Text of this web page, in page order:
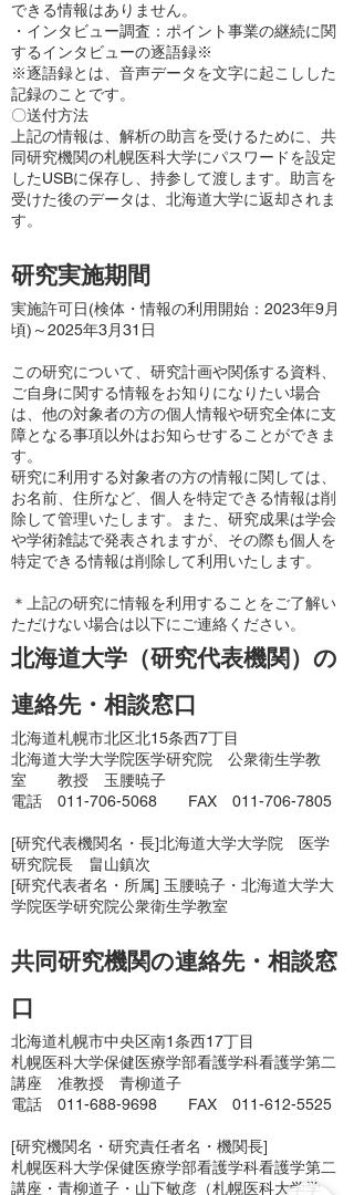
できる情報はありません。
・インタビュー調査：ポイント事業の継続に関
するインタビューの逐語録※
※逐語録とは、音声データを文字に起こしした
記録のことです。
〇送付方法
上記の情報は、解析の助言を受けるために、共
同研究機関の札幌医科大学にパスワードを設定
したUSBに保存し、持参して渡します。助言を
受けた後のデータは、北海道大学に返却されま
す。
研究実施期間
実施許可日(検体・情報の利用開始：2023年9月
頃)～2025年3月31日
この研究について、研究計画や関係する資料、
ご自身に関する情報をお知りになりたい場合
は、他の対象者の方の個人情報や研究全体に支
障となる事項以外はお知らせすることができま
す。
研究に利用する対象者の方の情報に関しては、
お名前、住所など、個人を特定できる情報は削
除して管理いたします。また、研究成果は学会
や学術雑誌で発表されますが、その際も個人を
特定できる情報は削除して利用いたします。
＊上記の研究に情報を利用することをご了解い
ただけない場合は以下にご連絡ください。
北海道大学（研究代表機関）の
連絡先・相談窓口
北海道札幌市北区北15条西7丁目
北海道大学大学院医学研究院 公衆衛生学教
室 教授 玉腰暁子
電話 011-706-5068 FAX 011-706-7805
[研究代表機関名・長]北海道大学大学院 医学
研究院長 畠山鎮次
[研究代表者名・所属] 玉腰暁子・北海道大学大
学院医学研究院公衆衛生学教室
共同研究機関の連絡先・相談窓
口
北海道札幌市中央区南1条西17丁目
札幌医科大学保健医療学部看護学科看護学第二
講座 准教授 青柳道子
電話 011-688-9698 FAX 011-612-5525
[研究機関名・研究責任者名・機関長]
札幌医科大学保健医療学部看護学科看護学第二
講座・青柳道子・山下敏彦（札幌医科大学学